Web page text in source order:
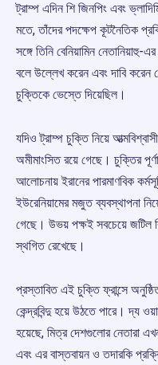
ট্রাম্প এদিন শি জিনপিং এবং
মতে, তাঁদের পদক্ষেপ কূটনৈতিক
সঙ্গে তিনি বেনিয়ামিন
বলে উল্লেখ করেন এবং দাবি করেন
চুক্তিকে ভেস্তে দিয়েছিল।
যদিও ট্রাম্প চুক্তি নিয়ে
অমীমাংসিত রয়ে গেছে। চুক্তির
আলোচনায় ইরানের পারমাণবিক
ইউরেনিয়ামের মজুত ব্যবস্থাপনা
গেছে। উভয় পক্ষই সবচেয়ে জটিল
স্থগিত রেখেছে।
প্রস্তাবিত এই চুক্তি ফ্রান্সে
কেন্দ্রবিন্দু হয়ে উঠতে পারে। দ্য
হয়েছে, মিত্র দেশগুলোর নেতারা
এবং এর বাস্তবায়ন ও তদারকি